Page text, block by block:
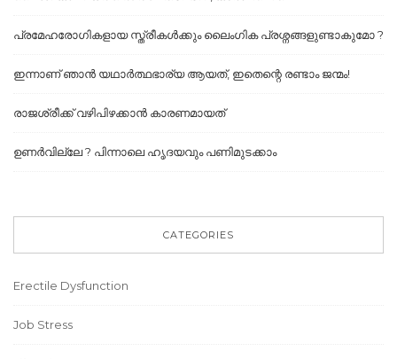
പ്രമേഹരോഗികളായ സ്ത്രീകൾക്കും ലൈംഗിക പ്രശ്നങ്ങളുണ്ടാകുമോ ?
ഇന്നാണ് ഞാൻ യഥാർത്ഥഭാര്യ ആയത്, ഇതെന്റെ രണ്ടാം ജന്മം!
രാജശ്രീക്ക് വഴിപിഴക്കാൻ കാരണമായത്
ഉണർവില്ലേ ? പിന്നാലെ ഹൃദയവും പണിമുടക്കാം
CATEGORIES
Erectile Dysfunction
Job Stress